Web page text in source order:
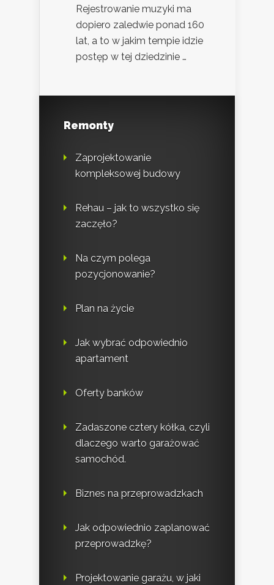
Rejestrowanie muzyki ma
dopiero zaledwie ponad 160
lat, a to w jakim tempie idzie
postęp w tej dziedzinie …
Remonty
Zaprojektowanie
kompleksowej budowy
Rehau – jak to wszystko się
zaczęło?
Na czym polega
pozycjonowanie?
Plan na życie
Jak wybrać odpowiednio
apartament
Oferty banków
Zadaszone cztery kółka, czyli
dlaczego warto garażować
samochód.
Biznes na przeprowadzkach
Jak odpowiednio zaplanować
przeprowadzkę?
Projektowanie garażu, w jaki